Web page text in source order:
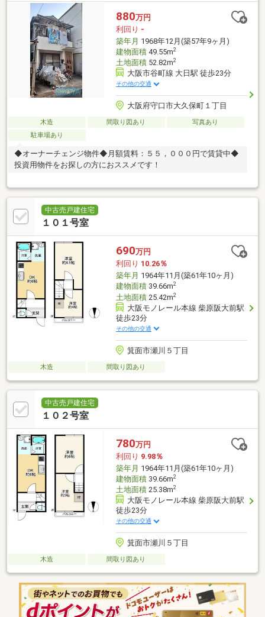
880万円
利回り -
築年月 1968年12月(築57年9ヶ月)
建物面積49.55m2
土地面積52.82m2
大阪市谷町線 大日駅 徒歩23分
その他の交通
大阪府守口市大久保町１丁目
木造 間取り図あり
写真あり
駐車場あり
◆オーナーチェンジ物件◆月額賃料：５５，０００円で賃貸中◆
投資用物件をお探しの方におススメです！
中古売戸建住宅
１０１号室
690万円
利回り 10.26％
築年月 1964年11月(築61年10ヶ月)
建物面積39.66m2
土地面積25.42m2
大阪モノレール本線 柴原阪大前駅
徒歩23分
その他の交通
箕面市瀬川５丁目
木造 間取り図あり
中古売戸建住宅
１０２号室
780万円
利回り 9.98％
築年月 1964年11月(築61年10ヶ月)
建物面積39.66m2
土地面積25.38m2
大阪モノレール本線 柴原阪大前駅
徒歩23分
その他の交通
箕面市瀬川５丁目
木造 間取り図あり